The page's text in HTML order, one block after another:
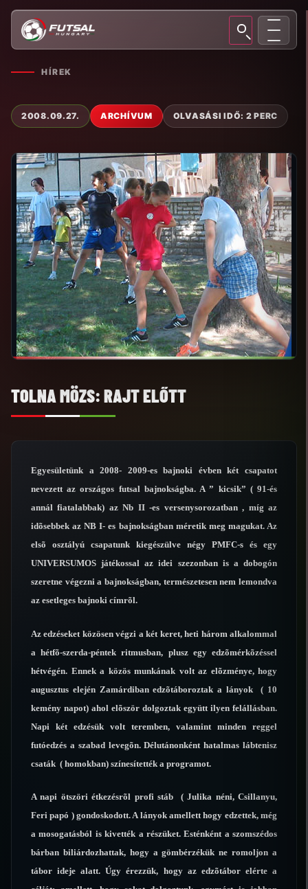
HÍREK
2008.09.27. ARCHÍVUM OLVASÁSI IDŐ: 2 PERC
TOLNA MÖZS: RAJT ELŐTT
Egyesületünk a 2008- 2009-es bajnoki évben két csapatot
nevezett az országos futsal bajnokságba. A ” kicsik” ( 91-és
annál fiatalabbak) az Nb II -es versenysorozatban , míg az
idõsebbek az NB I- es bajnokságban méretik meg magukat. Az
elsõ osztályú csapatunk kiegészülve négy PMFC-s és egy
UNIVERSUMOS játékossal az idei szezonban is a dobogón
szeretne végezni a bajnokságban, természetesen nem lemondva
az esetleges bajnoki címrõl.
Az edzéseket közösen végzi a két keret, heti három alkalommal
a hétfõ-szerda-péntek ritmusban, plusz egy edzõmérkõzéssel
hétvégén. Ennek a közös munkának volt az elõzménye, hogy
augusztus elején Zamárdiban edzõtáboroztak a lányok ( 10
kemény napot) ahol elõször dolgoztak együtt ilyen felállásban.
Napi két edzésük volt teremben, valamint minden reggel
futóedzés a szabad levegõn. Délutánonként hatalmas lábtenisz
csaták ( homokban) színesítették a programot.
A napi ötszöri étkezésrõl profi stáb ( Julika néni, Csillanyu,
Feri papó ) gondoskodott. A lányok amellett hogy edzettek, még
a mosogatásból is kivették a részüket. Esténként a szomszédos
bárban biliárdozhattak, hogy a gömbérzékük ne romoljon a
tábor ideje alatt. Úgy érezzük, hogy az edzõtábor elérte a